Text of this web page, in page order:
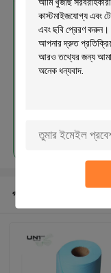
প্রস্তাবিত পণ্য